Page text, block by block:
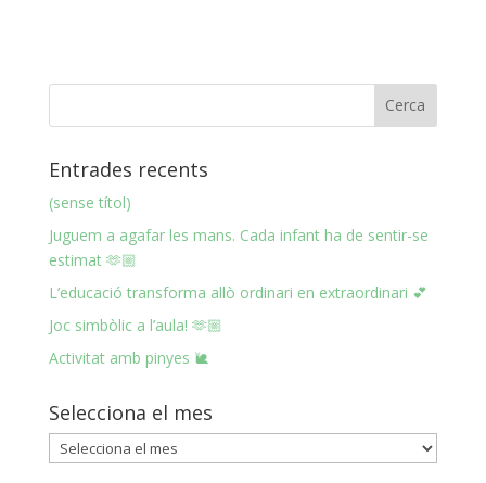
Entrades recents
(sense títol)
Juguem a agafar les mans. Cada infant ha de sentir-se
estimat 🫶🏼
L’educació transforma allò ordinari en extraordinari 💕
Joc simbòlic a l’aula! 🫶🏼
Activitat amb pinyes 🐌
Selecciona el mes
Selecciona
el